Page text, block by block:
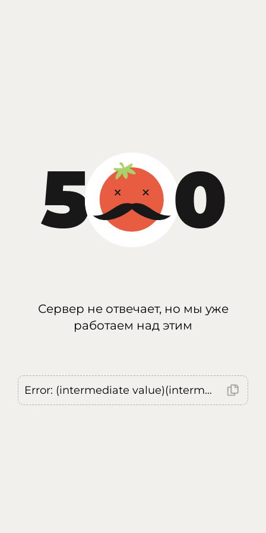
Сервер не отвечает, но мы уже
работаем над этим
Error: (intermediate value)(intermediate value)(intermediate value).replaceAll is not a function